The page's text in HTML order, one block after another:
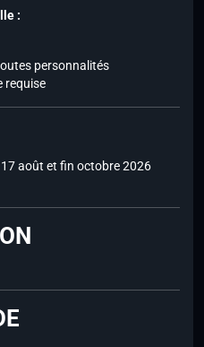
:
personnalités
requise
août et fin octobre 2026